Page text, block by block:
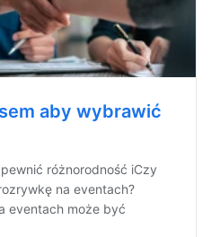
aby wybrawić
różnorodność iCzy
na eventach?
eventach może być